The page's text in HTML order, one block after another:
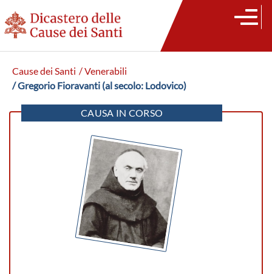
Cause dei Santi / Venerabili
/ Gregorio Fioravanti (al secolo: Lodovico)
CAUSA IN CORSO